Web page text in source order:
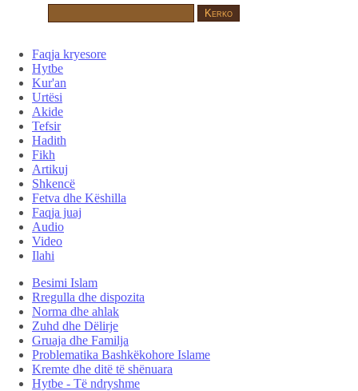
Faqja kryesore
Hytbe
Kur'an
Urtësi
Akide
Tefsir
Hadith
Fikh
Artikuj
Shkencë
Fetva dhe Këshilla
Faqja juaj
Audio
Video
Ilahi
Besimi Islam
Rregulla dhe dispozita
Norma dhe ahlak
Zuhd dhe Dëlirje
Gruaja dhe Familja
Problematika Bashkëkohore Islame
Kremte dhe ditë të shënuara
Hytbe - Të ndryshme